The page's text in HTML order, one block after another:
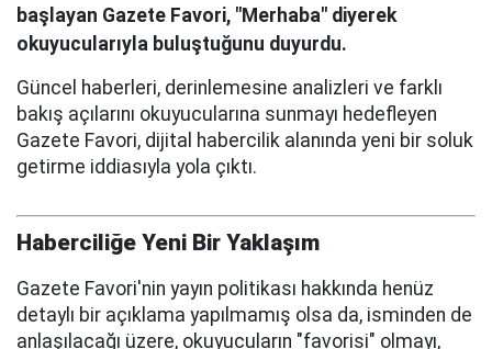
başlayan Gazete Favori, "Merhaba" diyerek
okuyucularıyla buluştuğunu duyurdu.
Güncel haberleri, derinlemesine analizleri ve farklı
bakış açılarını okuyucularına sunmayı hedefleyen
Gazete Favori, dijital habercilik alanında yeni bir soluk
getirme iddiasıyla yola çıktı.
Haberciliğe Yeni Bir Yaklaşım
Gazete Favori'nin yayın politikası hakkında henüz
detaylı bir açıklama yapılmamış olsa da, isminden de
anlaşılacağı üzere, okuyucuların "favorisi" olmayı,